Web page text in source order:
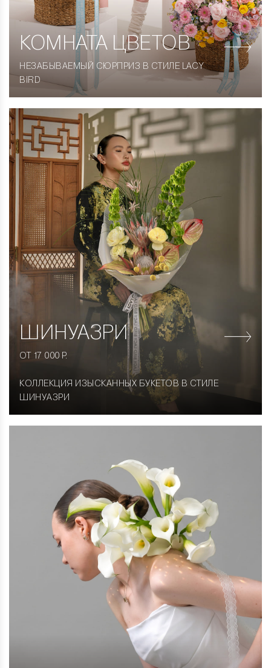
КОМНАТАЦВЕТОВ
НЕЗАБЫВАЕМЫЙ СЮРПРИЗ В СТИЛЕ LACY
BIRD
ШИНУАЗРИ
ОТ 17 000 Р.
КОЛЛЕКЦИЯ ИЗЫСКАННЫХ БУКЕТОВ В СТИЛЕ
ШИНУАЗРИ